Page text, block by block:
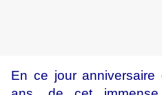
En ce jour